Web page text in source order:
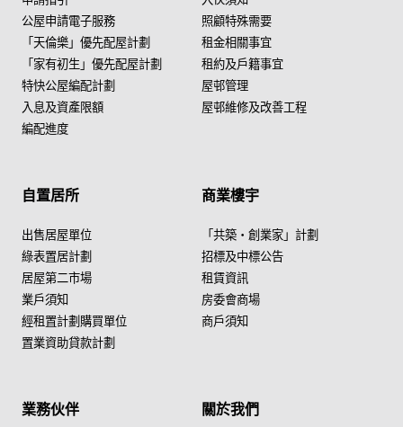
公屋申請電子服務
「天倫樂」優先配屋計劃
「家有初生」優先配屋計劃
特快公屋編配計劃
入息及資產限額
編配進度
照顧特殊需要
租金相關事宜
租約及戶籍事宜
屋邨管理
屋邨維修及改善工程
自置居所
出售居屋單位
綠表置居計劃
居屋第二市場
業戶須知
經租置計劃購買單位
置業資助貸款計劃
商業樓宇
「共築・創業家」計劃
招標及中標公告
租賃資訊
房委會商場
商戶須知
業務伙伴 關於我們